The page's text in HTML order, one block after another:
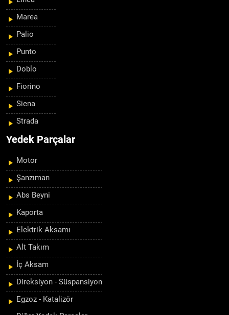
Marea
Palio
Punto
Doblo
Fiorino
Siena
Strada
Yedek Parçalar
Motor
Şanzıman
Abs Beyni
Kaporta
Elektrik Aksamı
Alt Takım
İç Aksam
Direksiyon - Süspansiyon
Egzoz - Katalizör